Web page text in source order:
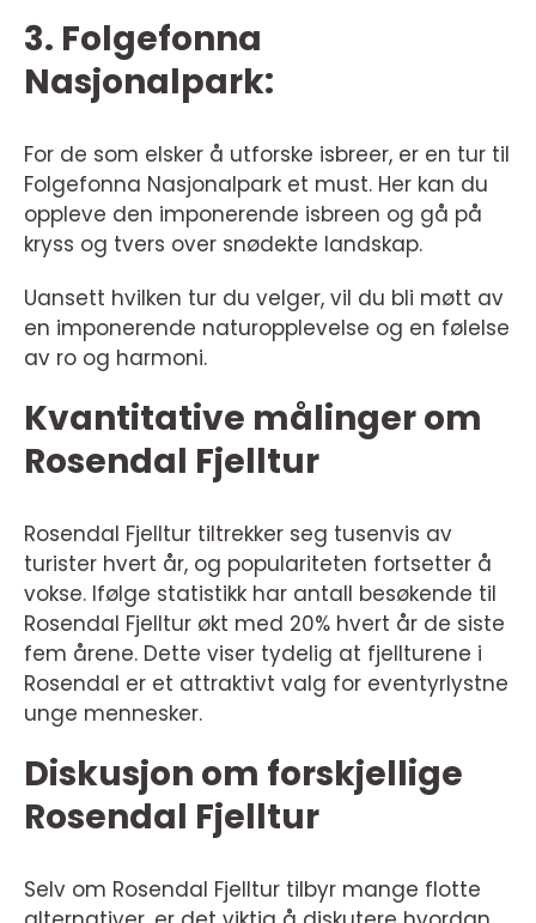
3. Folgefonna
Nasjonalpark:
For de som elsker å utforske isbreer, er en tur til
Folgefonna Nasjonalpark et must. Her kan du
oppleve den imponerende isbreen og gå på
kryss og tvers over snødekte landskap.
Uansett hvilken tur du velger, vil du bli møtt av
en imponerende naturopplevelse og en følelse
av ro og harmoni.
Kvantitative målinger om
Rosendal Fjelltur
Rosendal Fjelltur tiltrekker seg tusenvis av
turister hvert år, og populariteten fortsetter å
vokse. Ifølge statistikk har antall besøkende til
Rosendal Fjelltur økt med 20% hvert år de siste
fem årene. Dette viser tydelig at fjellturene i
Rosendal er et attraktivt valg for eventyrlystne
unge mennesker.
Diskusjon om forskjellige
Rosendal Fjelltur
Selv om Rosendal Fjelltur tilbyr mange flotte